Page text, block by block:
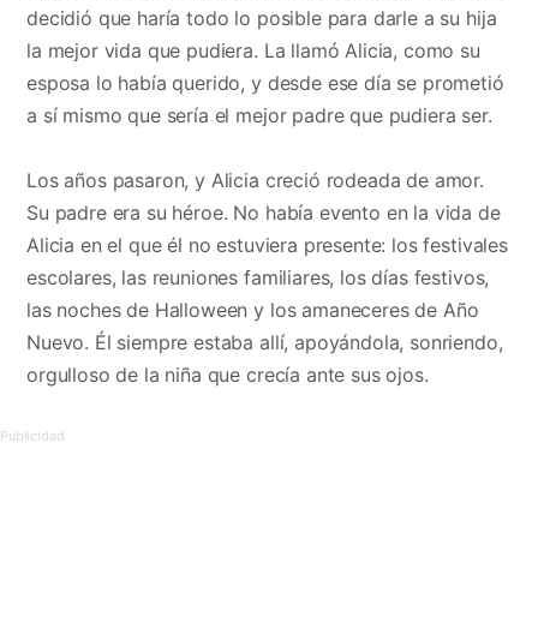
decidió que haría todo lo posible para darle a su hija
la mejor vida que pudiera. La llamó Alicia, como su
esposa lo había querido, y desde ese día se prometió
a sí mismo que sería el mejor padre que pudiera ser.
Los años pasaron, y Alicia creció rodeada de amor.
Su padre era su héroe. No había evento en la vida de
Alicia en el que él no estuviera presente: los festivales
escolares, las reuniones familiares, los días festivos,
las noches de Halloween y los amaneceres de Año
Nuevo. Él siempre estaba allí, apoyándola, sonriendo,
orgulloso de la niña que crecía ante sus ojos.